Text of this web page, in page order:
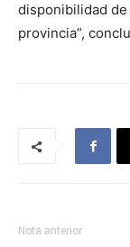
disponibilidad
provincia”,
Nota anterior